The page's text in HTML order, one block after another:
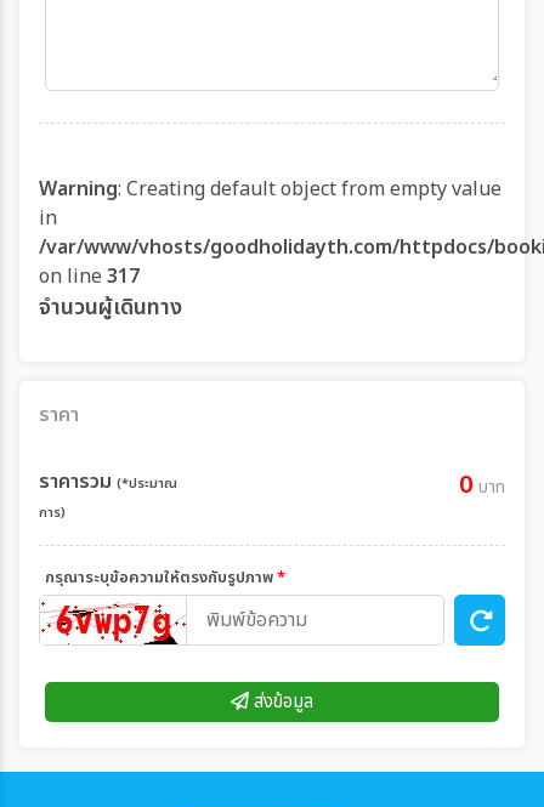
Warning: Creating default object from empty value
in
/var/www/vhosts/goodholidayth.com/httpdocs/
on line 317
จำนวนผู้เดินทาง
ราคา
ราคารวม (*ประมาณ
การ)
0 บาท
กรุณาระบุข้อความให้ตรงกับรูปภาพ*
ส่งข้อมูล